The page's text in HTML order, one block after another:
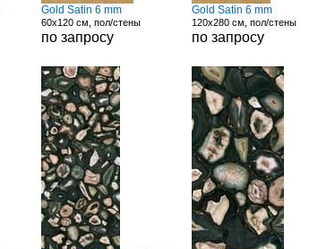
Gold Satin 6 mm
60x120 см, пол/стены
по запросу
Gold Satin 6 mm
120x280 см, пол/стены
по запросу